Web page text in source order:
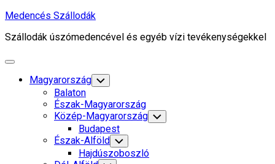
Skip
content
Medencés Szállodák
Szállodák úszómedencével és egyéb vízi tevékenységekkel
Expand
Magyarország Toggle
Child
Balaton
Észak-Magyarország
Közép-Magyarország Toggle
Child
Budapest
Észak-Alföld Toggle
Child
Menu
Hajdúszoboszló